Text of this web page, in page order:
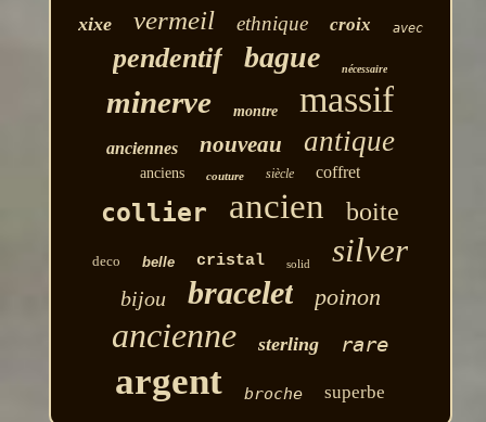
xixe vermeil ethnique croix avec
pendentif bague nécessaire
minerve montre massif
anciennes nouveau antique
anciens couture siècle coffret
collier ancien boite
deco belle cristal solid silver
bijou bracelet poinon
ancienne sterling rare
argent broche superbe